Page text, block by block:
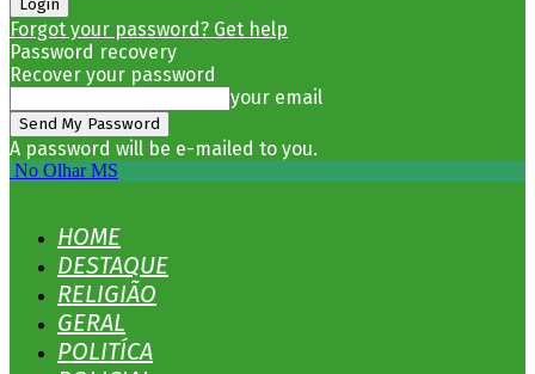
Forgot your password? Get help
Password recovery
Recover your password
your email
A password will be e-mailed to you.
No Olhar MS
HOME
DESTAQUE
RELIGIÃO
GERAL
POLITÍCA